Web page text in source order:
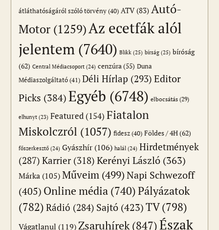
átláthatóságáról szóló törvény(40) ATV(83) Autó-
Motor (1259)Az ecetfák alól
jelentem (7640) Blikk (25) bírság (25) bíróság
(62) Central Médiacsoport (24) cenzúra(55) Duna
Médiaszolgáltató(41) Déli Hírlap (293) Editor
Picks (384)Egyéb (6748) elbocsátás (29)
elhunyt (23) Featured (154) Fiatalon
Miskolczról (1057) fidesz(40) Földes / 4H(62)
főszerkesztő (24) Gyászhír (106) halál (24) Hirdetmények
(287) Karrier(318) Kerényi László (363)
Márka (105) Műveim (499)Napi Schwezoff
(405) Online média (740)Pályázatok
(782) Rádió (284) Sajtó (423)TV(798)
Vágatlanul (119) Zsaruhírek (847)Észak